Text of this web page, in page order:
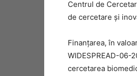
Centrul de
de cercetare şi
Finanţarea, în
WIDESPREAD-06-
cercetarea